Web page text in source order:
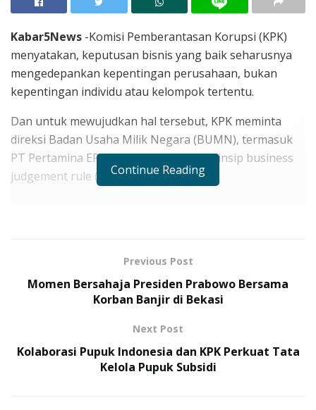
Kabar5News -Komisi Pemberantasan Korupsi (KPK)
menyatakan, keputusan bisnis yang baik seharusnya
mengedepankan kepentingan perusahaan, bukan
kepentingan individu atau kelompok tertentu.
Dan untuk mewujudkan hal tersebut, KPK meminta
direksi Badan Usaha Milik Negara (BUMN), termasuk
PT Pertamina EP Cepu, menerapkan prinsip business
judgement rule (BJR).
Palestina Gelombang VII, Siap Jalankan Misi
Cara Daftar Upacara 17 Agustus 2026 di Istana
Merdeka, Ini Dokumen yang Perlu Disiapkan
Pernyataan ini disampaikan oleh Wakil Ketua Komisi
Pemberantasan Korupsi (KPK), Fitroh Rohcahyanto,
Continue Reading
Previous Post
Momen Bersahaja Presiden Prabowo Bersama
Korban Banjir di Bekasi
Next Post
Kolaborasi Pupuk Indonesia dan KPK Perkuat Tata
Kelola Pupuk Subsidi